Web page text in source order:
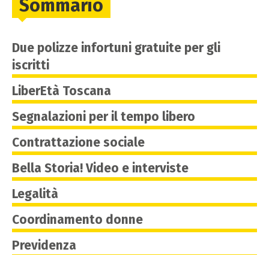
Sommario
Due polizze infortuni gratuite per gli
iscritti
LiberEtà Toscana
Segnalazioni per il tempo libero
Contrattazione sociale
Bella Storia! Video e interviste
Legalità
Coordinamento donne
Previdenza